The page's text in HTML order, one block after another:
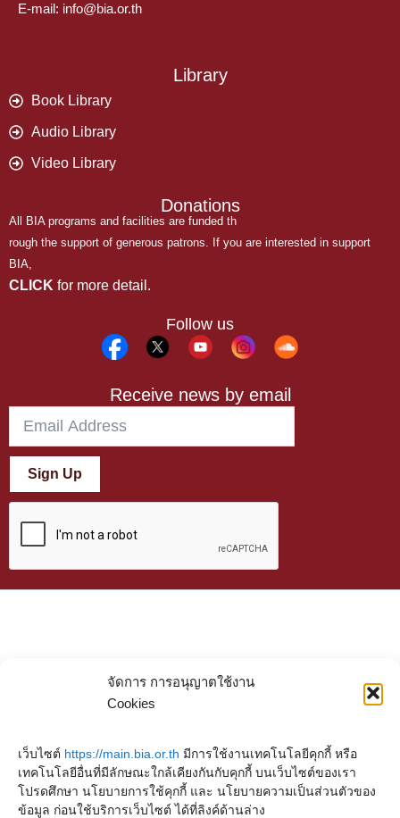
จัดการ การอนุญาตใช้งาน
Cookies
เว็บไซต์ https://main.bia.or.th มีการใช้งานเทคโนโลยีคุกกี้ หรือ
เทคโนโลยีอื่นที่มีลักษณะใกล้เคียงกันกับคุกกี้ บนเว็บไซต์ของเรา
โปรดศึกษา นโยบายการใช้คุกกี้ และ นโยบายความเป็นส่วนตัวของ
ข้อมูล ก่อนใช้บริการเว็บไซต์ ได้ที่ลิงค์ด้านล่าง
E-mail: info@bia.or.th
Library
Book Library
Audio Library
Video Library
Donations
All BIA programs and facilities are funded th
rough the support of generous patrons. If you are interested in support
BIA,
CLICK for more detail.
Follow us
Receive news by email
Sign Up